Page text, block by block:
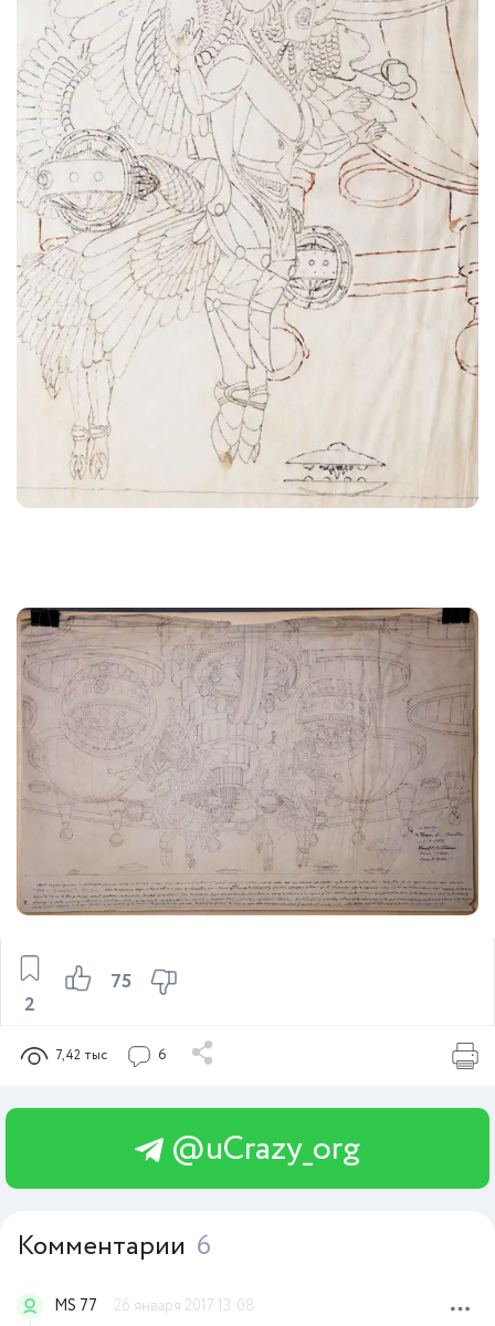
75
2
7,42 тыс 6
@uCrazy_org
Комментарии 6
MS 77 26 января 2017 13:08